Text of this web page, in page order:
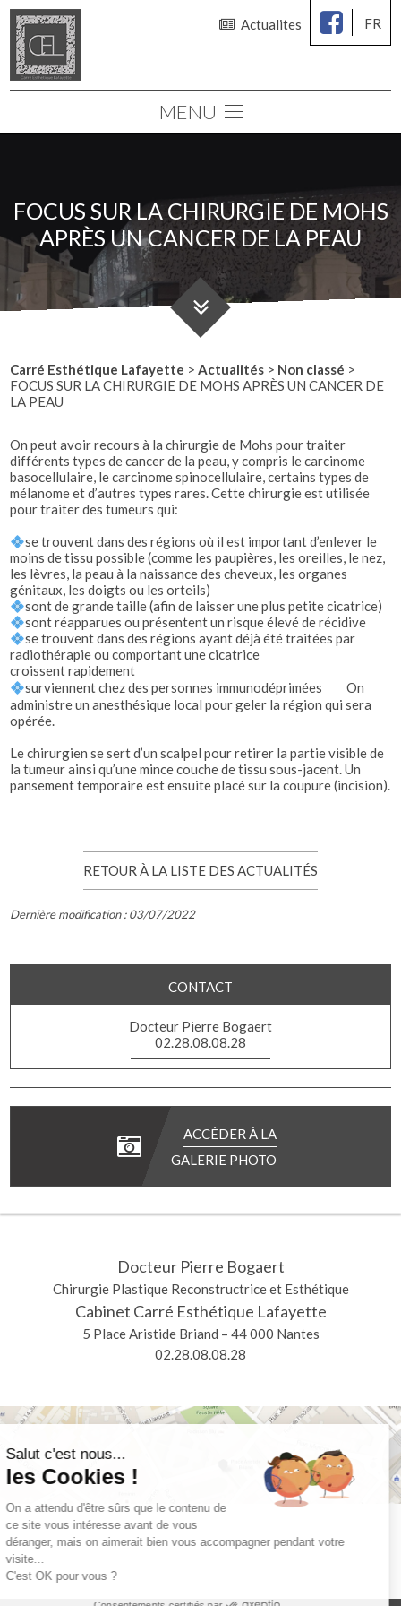
Actualites FR
MENU
Chirurgie esthétique
Médecine esthétique
Consultations
Simulation 3D
FOCUS SUR LA CHIRURGIE DE MOHS
APRÈS UN CANCER DE LA PEAU
Carré Esthétique Lafayette >Actualités > Non classé >
FOCUS SUR LA CHIRURGIE DE MOHS APRÈS UN CANCER DE
LA PEAU
On peut avoir recours à la chirurgie de Mohs pour traiter
différents types de cancer de la peau, y compris le carcinome
basocellulaire, le carcinome spinocellulaire, certains types de
mélanome et d’autres types rares. Cette chirurgie est utilisée
pour traiter des tumeurs qui:
se trouvent dans des régions où il est important d’enlever le
moins de tissu possible (comme les paupières, les oreilles, le nez,
les lèvres, la peau à la naissance des cheveux, les organes
génitaux, les doigts ou les orteils)
sont de grande taille (afin de laisser une plus petite cicatrice)
sont réapparues ou présentent un risque élevé de récidive
se trouvent dans des régions ayant déjà été traitées par
radiothérapie ou comportant une cicatrice
croissent rapidement
surviennent chez des personnes immunodéprimées On
administre un anesthésique local pour geler la région qui sera
opérée.
Le chirurgien se sert d’un scalpel pour retirer la partie visible de
la tumeur ainsi qu’une mince couche de tissu sous-jacent. Un
pansement temporaire est ensuite placé sur la coupure (incision).
RETOUR À LA LISTE DES ACTUALITÉS
Dernière modification : 03/07/2022
CONTACT
Docteur Pierre Bogaert
02.28.08.08.28
ACCÉDER À LA
GALERIE PHOTO
Docteur Pierre Bogaert
Chirurgie Plastique Reconstructrice et Esthétique
Cabinet Carré Esthétique Lafayette
5 Place Aristide Briand – 44 000 Nantes
02.28.08.08.28
Salut c'est nous...
les Cookies !
On a attendu d'être sûrs que le contenu de
ce site vous intéresse avant de vous
déranger, mais on aimerait bien vous accompagner pendant votre
visite...
C'est OK pour vous ?